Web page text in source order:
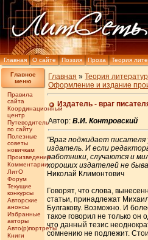
Главная О сайте Поэзия Проза Теория
Главное
меню
Правила
сайта
Координационный
центр
Путеводитель
по сайту
Полезные
советы
новичкам
Произведения
Комментарии
ЛитО
Форум
Текущие
конкурсы
Авторские
анонсы
Избранные
авторы
Авто(р)портреты
Книги
Главная »Теория
Оформление и издание
Издатель - враг
Автор:В.И. Контровский
"Враг поджи­дает писателя
изда­тель. И если
работники, случаются и
хороших издателей не
Николай Климонтович
Говорят, что слова,
статьи, принадлежат
Булгакову. Возможно. И
такое говорил не только он
что данный тезис
сомнению не подлежит.